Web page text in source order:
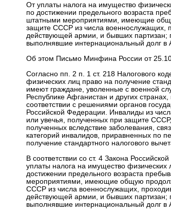
От уплаты налога на имущество
по достижении предельного возраста
штатными мероприятиями, имеющие
защите СССР из числа военнослужащих,
действующей армии, и бывших партизан;
выполнявшие интернациональный долг в
Об этом Письмо Минфина России от
Согласно пп. 2 п. 1 ст. 218 Налогового
физических лиц право на получение
имеют граждане, уволенные с военной
Республике Афганистан и других
соответствии с решениями органов
Российской Федерации. Инвалиды из
или увечья, полученных при защите
полученных вследствие заболевания,
категорий инвалидов, приравненных по
получение стандартного налогового
В соответствии со ст. 4 Закона
уплаты налога на имущество
достижении предельного возраста
мероприятиями, имеющие общую
СССР из числа военнослужащих,
действующей армии, и бывших партизан;
выполнявшие интернациональный долг в